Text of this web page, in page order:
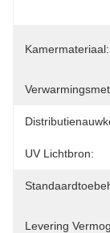
Kamermateriaal:
UV Lichtbron:
Levering